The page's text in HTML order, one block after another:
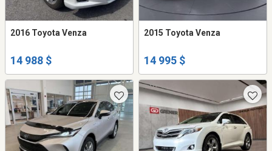
2016 Toyota Venza
14 988 $
2015 Toyota Venza
14 995 $